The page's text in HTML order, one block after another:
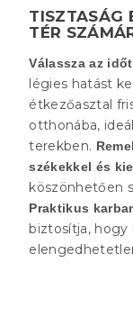
TISZTASÁG
TÉR
Válassza az
légies hatást
étkezőasztal
otthonába,
terekben.
székekkel és
köszönhetően
Praktikus
biztosítja,